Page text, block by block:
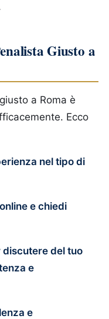
Giusto a
a Roma è
Ecco
nel tipo di
e chiedi
discutere del tuo
e
e